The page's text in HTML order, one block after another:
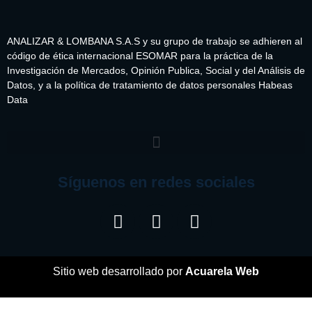
ANALIZAR & LOMBANA S.A.S y su grupo de trabajo se adhieren al
código de ética internacional ESOMAR para la práctica de la
Investigación de Mercados, Opinión Publica, Social y del Análisis de
Datos, y a la política de tratamiento de datos personales Habeas
Data
Síguenos en redes sociales
Sitio web desarrollado por Acuarela Web